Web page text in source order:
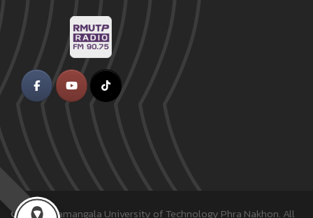
© 2018 Rajamangala University of Technology Phra Nakhon. All